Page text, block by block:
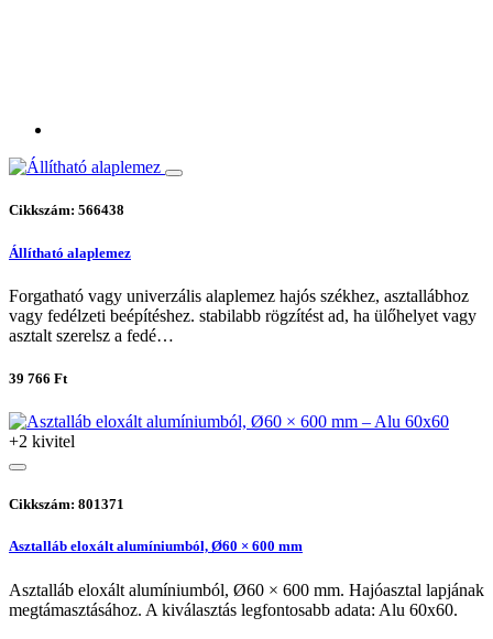
Cikkszám: 566438
Állítható alaplemez
Forgatható vagy univerzális alaplemez hajós székhez, asztallábhoz
vagy fedélzeti beépítéshez. stabilabb rögzítést ad, ha ülőhelyet vagy
asztalt szerelsz a fedé…
39 766 Ft
+2 kivitel
Cikkszám: 801371
Asztalláb eloxált alumíniumból, Ø60 × 600 mm
Asztalláb eloxált alumíniumból, Ø60 × 600 mm. Hajóasztal lapjának
megtámasztásához. A kiválasztás legfontosabb adata: Alu 60x60.